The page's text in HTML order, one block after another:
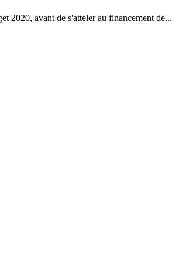
2020, avant de s'atteler au financement de...